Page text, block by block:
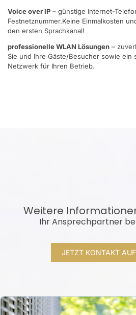
Voice over IP – günstige Internet-
Festnetznummer.Keine Einmalkosten
den ersten Sprachkanal!
professionelle WLAN Lösungen –
Sie und Ihre Gäste/Besucher sowie ein
Netzwerk für Ihren Betrieb.
Weitere
Ihr Ansprechpartner
JETZT KONTAKT